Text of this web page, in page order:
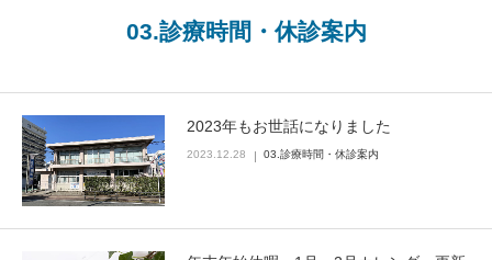
03.診療時間・休診案内
2023年もお世話になりました
2023.12.28 03.診療時間・休診案内
よくあるご質問